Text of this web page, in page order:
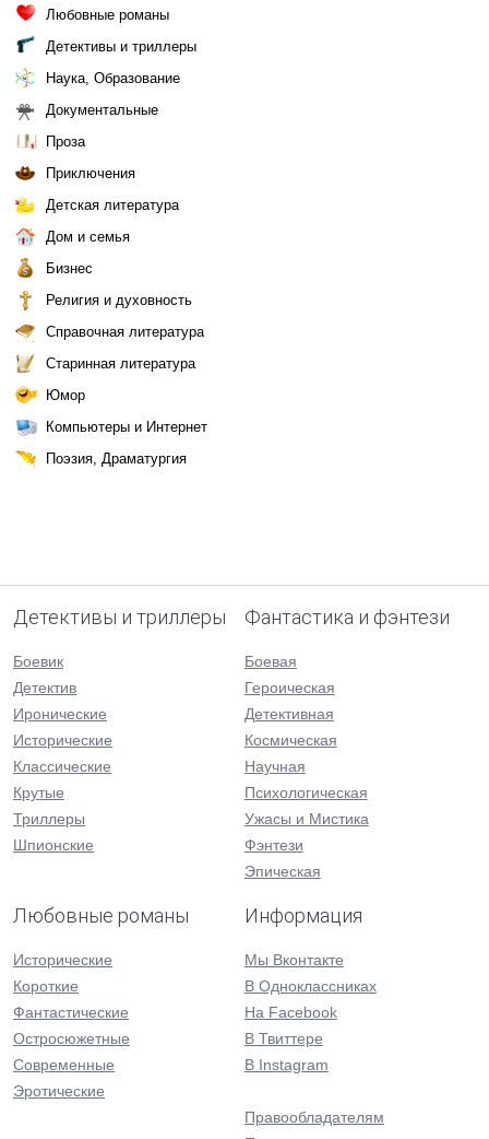
Любовные романы
Детективы и триллеры
Наука, Образование
Документальные
Проза
Приключения
Детская литература
Дом и семья
Бизнес
Религия и духовность
Справочная литература
Старинная литература
Юмор
Компьютеры и Интернет
Поэзия, Драматургия
Детективы и триллеры
Боевик
Детектив
Иронические
Исторические
Классические
Крутые
Триллеры
Шпионские
Фантастика и фэнтези
Боевая
Героическая
Детективная
Космическая
Научная
Психологическая
Ужасы и Мистика
Фэнтези
Эпическая
Любовные романы
Исторические
Короткие
Фантастические
Остросюжетные
Современные
Эротические
Информация
Мы Вконтакте
В Одноклассниках
На Facebook
В Твиттере
В Instagram
Правообладателям